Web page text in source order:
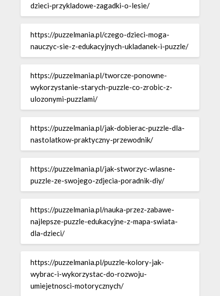
dzieci-przykladowe-zagadki-o-lesie/
https://puzzelmania.pl/czego-dzieci-moga-
nauczyc-sie-z-edukacyjnych-ukladanek-i-puzzle/
https://puzzelmania.pl/tworcze-ponowne-
wykorzystanie-starych-puzzle-co-zrobic-z-
ulozonymi-puzzlami/
https://puzzelmania.pl/jak-dobierac-puzzle-dla-
nastolatkow-praktyczny-przewodnik/
https://puzzelmania.pl/jak-stworzyc-wlasne-
puzzle-ze-swojego-zdjecia-poradnik-diy/
https://puzzelmania.pl/nauka-przez-zabawe-
najlepsze-puzzle-edukacyjne-z-mapa-swiata-
dla-dzieci/
https://puzzelmania.pl/puzzle-kolory-jak-
wybrac-i-wykorzystac-do-rozwoju-
umiejetnosci-motorycznych/